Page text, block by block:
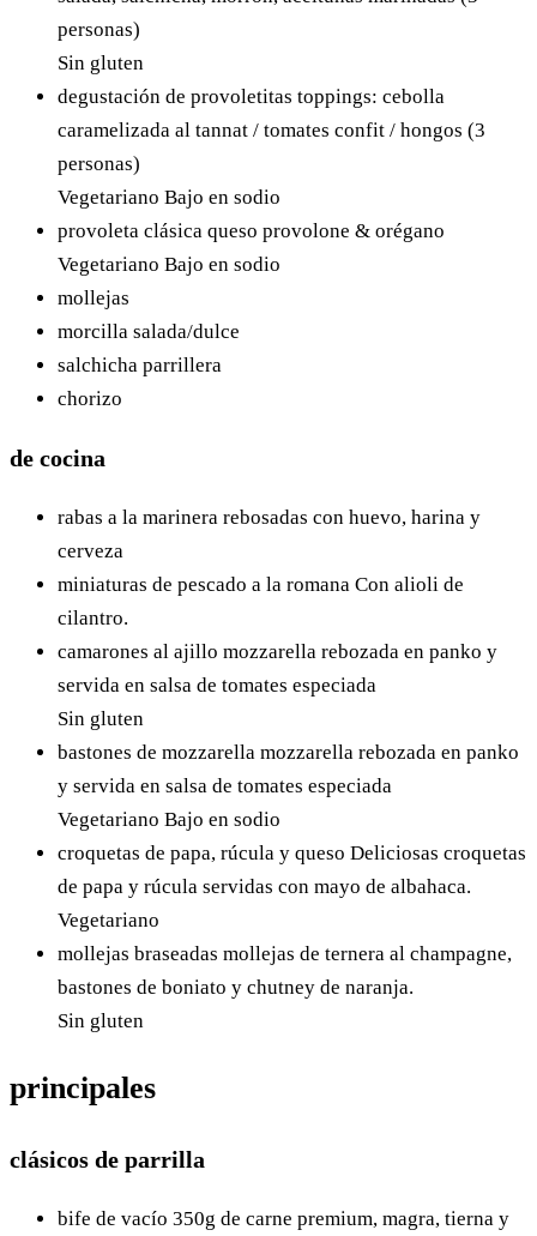
personas)
Sin gluten
degustación de provoletitas toppings: cebolla
caramelizada al tannat / tomates confit / hongos (3
personas)
Vegetariano Bajo en sodio
provoleta clásica queso provolone & orégano
Vegetariano Bajo en sodio
mollejas
morcilla salada/dulce
salchicha parrillera
chorizo
de cocina
rabas a la marinera rebosadas con huevo, harina y
cerveza
miniaturas de pescado a la romana Con alioli de
cilantro.
camarones al ajillo mozzarella rebozada en panko y
servida en salsa de tomates especiada
Sin gluten
bastones de mozzarella mozzarella rebozada en panko
y servida en salsa de tomates especiada
Vegetariano Bajo en sodio
croquetas de papa, rúcula y queso Deliciosas croquetas
de papa y rúcula servidas con mayo de albahaca.
Vegetariano
mollejas braseadas mollejas de ternera al champagne,
bastones de boniato y chutney de naranja.
Sin gluten
principales
clásicos de parrilla
bife de vacío 350g de carne premium, magra, tierna y